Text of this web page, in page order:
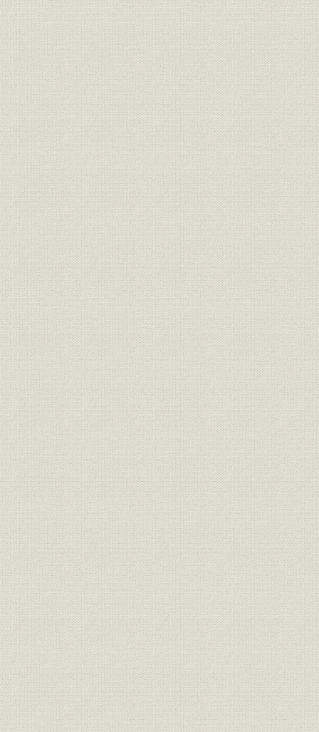
生産
板ガラス工業のソーダ灰・芒硝
消費実績
昭和12年
(1945年)
製造工程 当社シリカゲル製造工程 [昭和17年
業界 板ガラス工業の企業整備 [昭和18年
需給 板ガラス用途別需要
昭和15年
(1943年)
生産;価格 板ガラス・ソーダ灰価格推移
昭和14年
(1945年)
住宅;需給 終戦直後の住宅不足数 [昭和20年
生産
終戦直後の全国普通板ガラス生
産実績
昭和20年
(1946年)8
販売;需給 板ガラス配給経路図 昭和22年
価格;統制経済 板ガラス統制価格推移
昭和20年
(1950年
株式 財閥関係持株一覧 [昭和22年
株式 放出株内訳 [昭和22年
役員 関係会社派遣役員 [昭和21年
株式 当社の10大株主
昭和20年
和25年
財務・業績 特別損失明細 [昭和24年